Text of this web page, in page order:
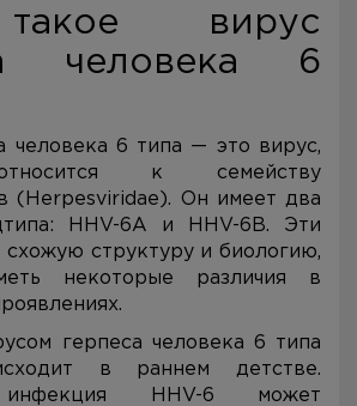
вирус
человека 6
человека 6 типа — это вирус,
к семейству
(Herpesviridae). Он имеет два
HHV-6A и HHV-6B. Эти
структуру и биологию,
некоторые различия в
герпеса человека 6 типа
в раннем детстве.
инфекция HHV-6 может